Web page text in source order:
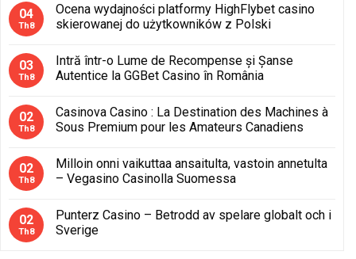
04
Th8
Ocena wydajności platformy HighFlybet casino
skierowanej do użytkowników z Polski
03
Th8
Intră într-o Lume de Recompense și Șanse
Autentice la GGBet Casino în România
02
Th8
Casinova Casino : La Destination des Machines à
Sous Premium pour les Amateurs Canadiens
02
Th8
Milloin onni vaikuttaa ansaitulta, vastoin annetulta
– Vegasino Casinolla Suomessa
02
Th8
Punterz Casino – Betrodd av spelare globalt och i
Sverige